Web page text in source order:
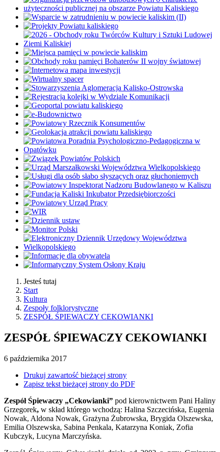
Jesteś tutaj
Start
Kultura
Zespoły folklorystyczne
ZESPÓŁ ŚPIEWACZY CEKOWIANKI
ZESPÓŁ ŚPIEWACZY CEKOWIANKI
6 października 2017
Drukuj zawartość bieżącej strony
Zapisz tekst bieżącej strony do PDF
Zespół Śpiewaczy „Cekowianki” pod kierownictwem Pani Haliny
Grzegorek, w skład którego wchodzą: Halina Szczecińska, Eugenia
Nowak, Aldona Nowak, Grażyna Żubrowska, Brygida Olszewska,
Emilia Olszewska, Sabina Penkala, Katarzyna Koniak, Zofia
Kubczyk, Lucyna Marczyńska.